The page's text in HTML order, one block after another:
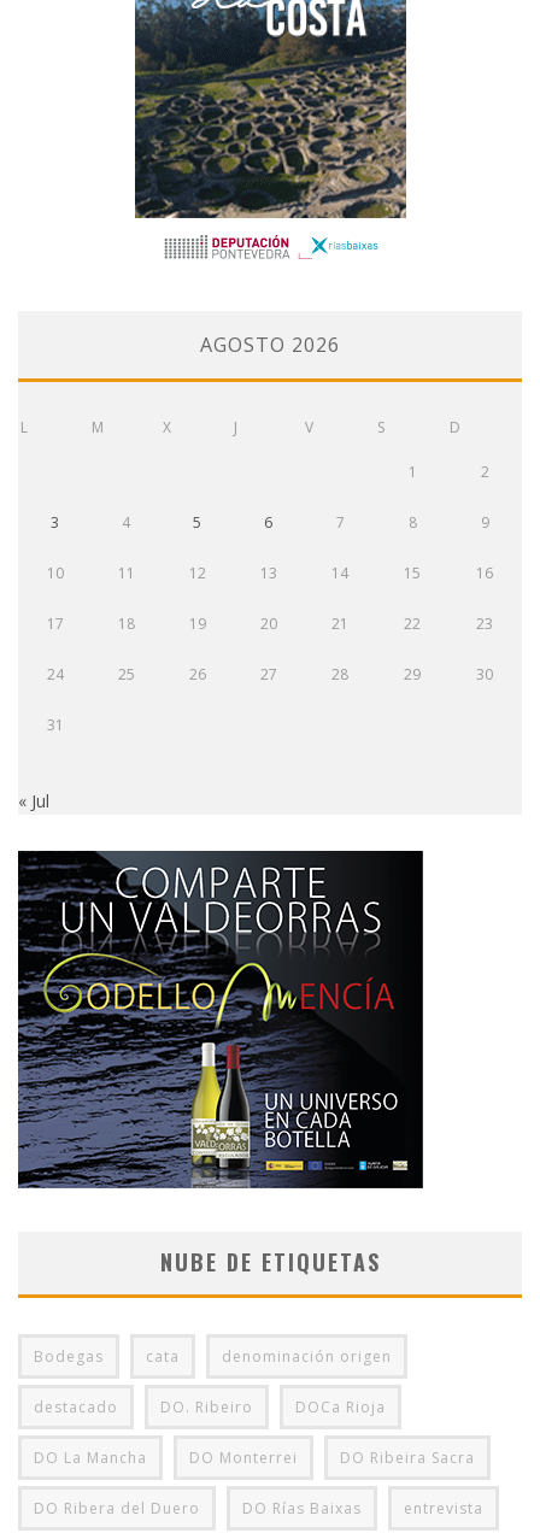
AGOSTO 2026
L M X J V S D
1 2
3 4 5 6 7 8 9
10 11 12 13 14 15 16
17 18 19 20 21 22 23
24 25 26 27 28 29 30
31
« Jul
NUBE DE ETIQUETAS
Bodegas cata denominación origen
destacado DO. Ribeiro DOCa Rioja
DO La Mancha DO Monterrei DO Ribeira Sacra
DO Ribera del Duero DO Rías Baixas entrevista